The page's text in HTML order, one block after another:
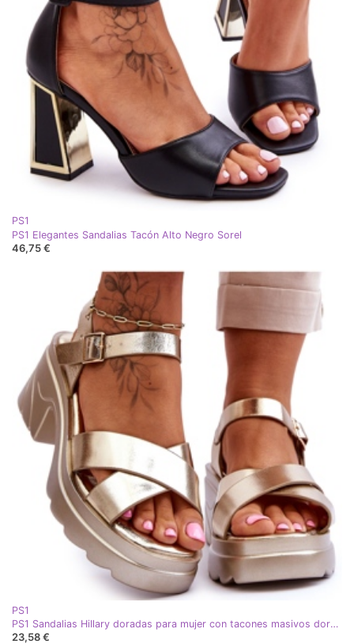
PS1
PS1 Elegantes Sandalias Tacón Alto Negro Sorel
46,75 €
PS1
PS1 Sandalias Hillary doradas para mujer con tacones masivos dorado
23,58 €